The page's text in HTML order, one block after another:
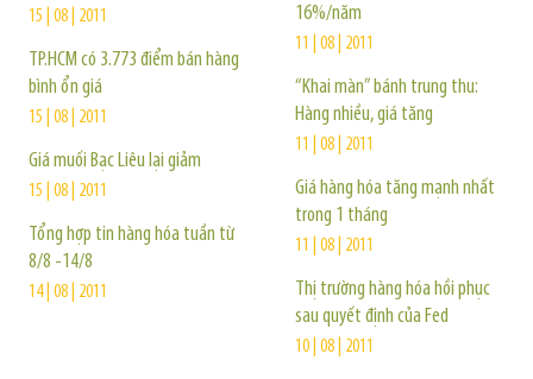
15 | 08 | 2011
TP.HCM có 3.773 điểm bán hàng
bình ổn giá
15 | 08 | 2011
Giá muối Bạc Liêu lại giảm
15 | 08 | 2011
Tổng hợp tin hàng hóa tuần từ
8/8 -14/8
14 | 08 | 2011
16%/năm
11 | 08 | 2011
“Khai màn” bánh trung thu:
Hàng nhiều, giá tăng
11 | 08 | 2011
Giá hàng hóa tăng mạnh nhất
trong 1 tháng
11 | 08 | 2011
Thị trường hàng hóa hồi phục
sau quyết định của Fed
10 | 08 | 2011